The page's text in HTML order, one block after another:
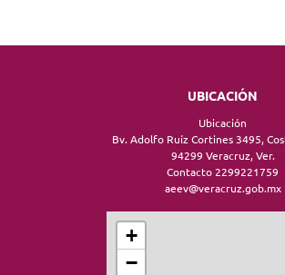
UBICACIÓN
Ubicación
Bv. Adolfo Ruíz Cortines 3495,
94299 Veracruz, Ver.
Contacto 2299221759
aeev@veracruz.gob.mx
+
−